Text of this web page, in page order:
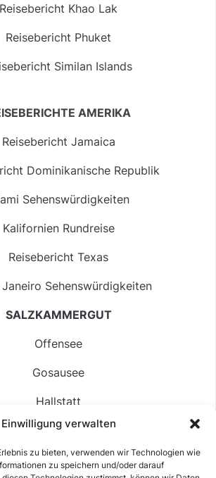
Einwilligung verwalten
zu bieten, verwenden wir Technologien wie
zu speichern und/oder darauf
Reisebericht Khao Lak
Reisebericht Phuket
Similan Islands
AMERIKA
Reisebericht Jamaica
Dominikanische Republik
Sehenswürdigkeiten
Kalifornien Rundreise
Reisebericht Texas
Janeiro Sehenswürdigkeiten
SALZKAMMERGUT
Offensee
Gosausee
Hallstatt
Langbathsee
Altausseer See